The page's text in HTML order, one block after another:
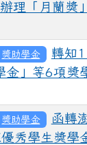
理「月蘭獎
獎助學金
轉知
金」等6項獎
獎助學金
函轉
秀學生獎學